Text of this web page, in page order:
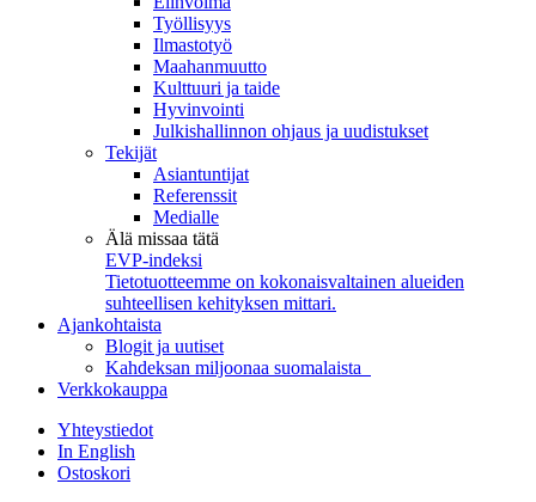
Työllisyys
Ilmastotyö
Maahanmuutto
Kulttuuri ja taide
Hyvinvointi
Julkishallinnon ohjaus ja uudistukset
Tekijät
Asiantuntijat
Referenssit
Medialle
Älä missaa tätä
EVP-indeksi
Tietotuotteemme on kokonaisvaltainen alueiden
suhteellisen kehityksen mittari.
Ajankohtaista
Blogit ja uutiset
Kahdeksan miljoonaa suomalaista
Verkkokauppa
Yhteystiedot
In English
Ostoskori